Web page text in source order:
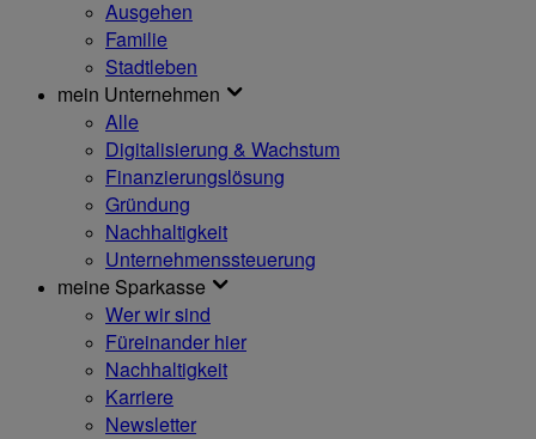
Ausgehen
Familie
Stadtleben
mein Unternehmen
Alle
Digitalisierung & Wachstum
Finanzierungslösung
Gründung
Nachhaltigkeit
Unternehmenssteuerung
meine Sparkasse
Wer wir sind
Füreinander hier
Nachhaltigkeit
Karriere
Newsletter